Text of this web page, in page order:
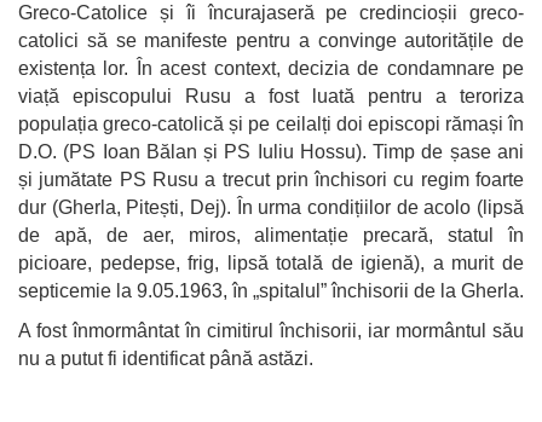
Greco-Catolice și îi încurajaseră pe credincioșii greco-
catolici să se manifeste pentru a convinge autoritățile de
existența lor. În acest context, decizia de condamnare pe
viață episcopului Rusu a fost luată pentru a teroriza
populația greco-catolică și pe ceilalți doi episcopi rămași în
D.O. (PS Ioan Bălan și PS Iuliu Hossu). Timp de șase ani
și jumătate PS Rusu a trecut prin închisori cu regim foarte
dur (Gherla, Pitești, Dej). În urma condițiilor de acolo (lipsă
de apă, de aer, miros, alimentație precară, statul în
picioare, pedepse, frig, lipsă totală de igienă), a murit de
septicemie la 9.05.1963, în „spitalul” închisorii de la Gherla.
A fost înmormântat în cimitirul închisorii, iar mormântul său
nu a putut fi identificat până astăzi.